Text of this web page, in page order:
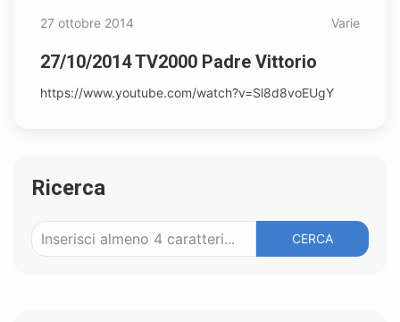
27 ottobre 2014 Varie
27/10/2014 TV2000 Padre Vittorio
https://www.youtube.com/watch?v=Sl8d8voEUgY
Ricerca
CERCA